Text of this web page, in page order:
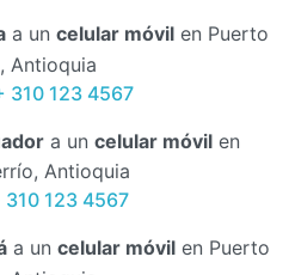
a un celular móvilen Puerto
Antioquia
310 123 4567
a un celular móvilen
Antioquia
310 123 4567
a un celular móvilen Puerto